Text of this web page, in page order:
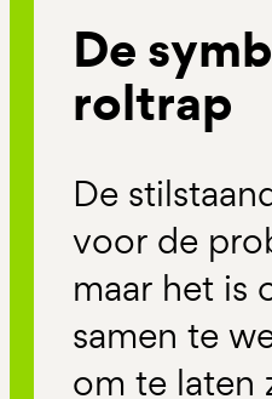
De
roltrap
De
voor de
maar het is
samen te
om te laten